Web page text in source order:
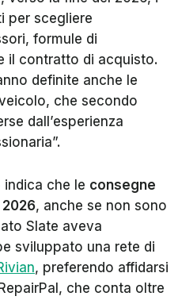
per scegliere
formule di
il contratto di acquisto.
definite anche le
che secondo
dall’esperienza
che le consegne
, anche se non sono
Slate aveva
sviluppato una rete di
, preferendo affidarsi
che conta oltre